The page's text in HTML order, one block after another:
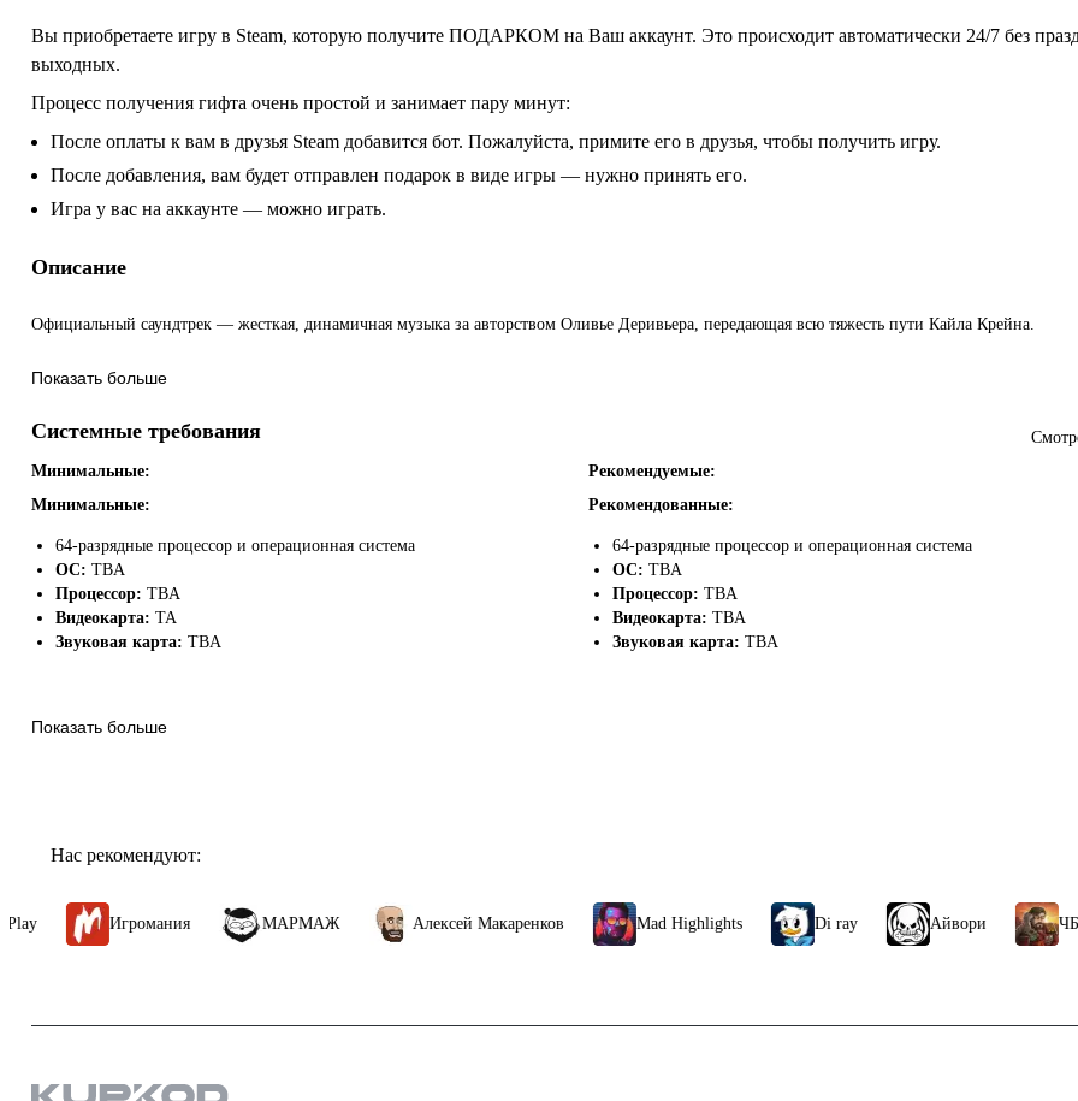
Вы приобретаете игру в Steam, которую получите ПОДАРКОМ на Ваш аккаунт. Это происходит автоматически 24/7 без
выходных.
Процесс получения гифта очень простой и занимает пару минут:
После оплаты к вам в друзья Steam добавится бот. Пожалуйста, примите его в друзья, чтобы получить игру.
После добавления, вам будет отправлен подарок в виде игры — нужно принять его.
Игра у вас на аккаунте — можно играть.
Описание
Официальный саундтрек — жесткая, динамичная музыка за авторством Оливье Деривьера, передающая всю тяжесть пути Кайла Крейна.
Показать больше
Системные требования
Минимальные:
Минимальные:
64-разрядные процессор и операционная система
ОС: TBA
Процессор: TBA
Видеокарта: TA
Звуковая карта: TBA
Рекомендуемые:
Рекомендованные:
64-разрядные процессор и операционная система
ОС: TBA
Процессор: TBA
Видеокарта: TBA
Звуковая карта: TBA
Показать больше
Нас рекомендуют:
Игромания МАРМАЖ Алексей Макаренков Mad Highlights Di ray Айвори ЧБG